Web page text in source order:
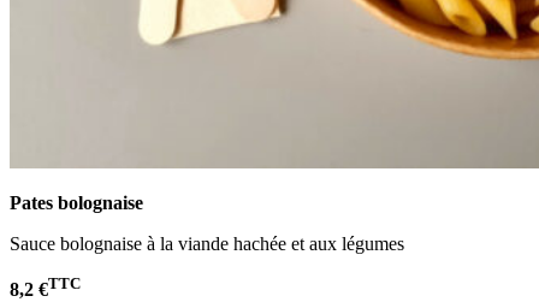
Pates bolognaise
Sauce bolognaise à la viande hachée et aux légumes
8,2 €TTC